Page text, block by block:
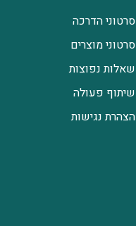
סרטוני הדרכה
סרטוני מוצרים
שאלות נפוצות
שיתוף פעולה
הצהרת נגישות